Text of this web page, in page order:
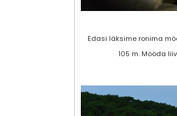
Edasi läksime ronima
105 m. Mööda